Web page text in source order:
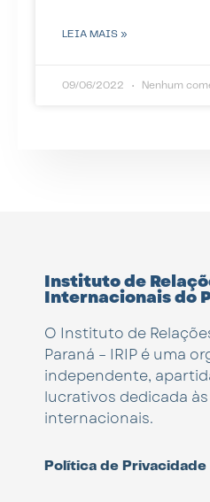
LEIA MAIS »
09/06/2022 Nenhum
Instituto de
Internacionais do
O Instituto de
Paraná – IRIP é uma
independente,
lucrativos dedicada
internacionais.
Política de Privacidade